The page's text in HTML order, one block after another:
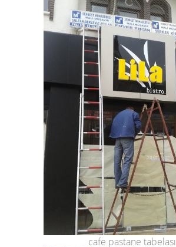
cafe pastane tabelası